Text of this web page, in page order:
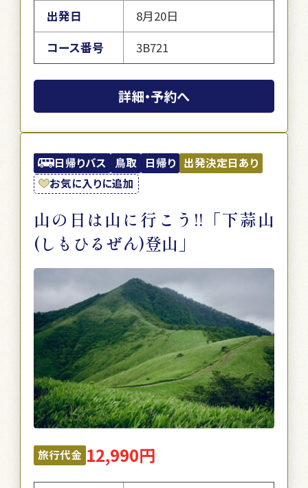
出発日
8月20日
コース番号
3B721
詳細・予約へ
日帰りバス 鳥取 日帰り 出発決定日あり
お気に入りに追加
山の日は山に行こう!!「下蒜山
(しもひるぜん)登山」
旅行代金 12,990円